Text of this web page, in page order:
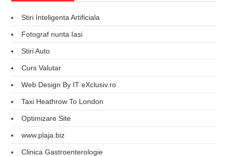
Stiri Inteligenta Artificiala
Fotograf nunta Iasi
Stiri Auto
Curs Valutar
Web Design By IT eXclusiv.ro
Taxi Heathrow To London
Optimizare Site
www.plaja.biz
Clinica Gastroenterologie